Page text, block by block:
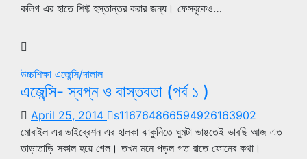
কলিগ এর হাতে শিফ্ট হস্তান্তর করার জন্য। ফেসবুকেও…
উচ্চশিক্ষা এজেন্সি/দালাল
এজেন্সি- স্বপ্ন ও বাস্তবতা (পর্ব ১ )
April 25, 2014
s116764866594926163902
মোবাইল এর ভাইব্রেশন এর হালকা ঝাকুনিতে ঘুমটা ভাঙতেই ভাবছি আজ এত
তাড়াতাড়ি সকাল হয়ে গেল। তখন মনে পড়ল গত রাতে ফোনের কথা।